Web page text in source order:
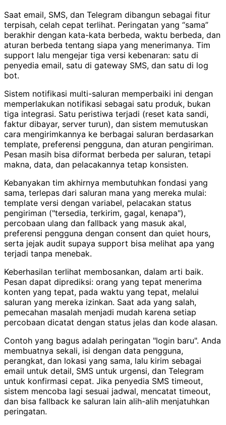
Saat email, SMS, dan Telegram dibangun sebagai fitur
terpisah, celah cepat terlihat. Peringatan yang “sama”
berakhir dengan kata-kata berbeda, waktu berbeda, dan
aturan berbeda tentang siapa yang menerimanya. Tim
support lalu mengejar tiga versi kebenaran: satu di
penyedia email, satu di gateway SMS, dan satu di log
bot.
Sistem notifikasi multi-saluran memperbaiki ini dengan
memperlakukan notifikasi sebagai satu produk, bukan
tiga integrasi. Satu peristiwa terjadi (reset kata sandi,
faktur dibayar, server turun), dan sistem memutuskan
cara mengirimkannya ke berbagai saluran berdasarkan
template, preferensi pengguna, dan aturan pengiriman.
Pesan masih bisa diformat berbeda per saluran, tetapi
makna, data, dan pelacakannya tetap konsisten.
Kebanyakan tim akhirnya membutuhkan fondasi yang
sama, terlepas dari saluran mana yang mereka mulai:
template versi dengan variabel, pelacakan status
pengiriman ("tersedia, terkirim, gagal, kenapa"),
percobaan ulang dan fallback yang masuk akal,
preferensi pengguna dengan consent dan quiet hours,
serta jejak audit supaya support bisa melihat apa yang
terjadi tanpa menebak.
Keberhasilan terlihat membosankan, dalam arti baik.
Pesan dapat diprediksi: orang yang tepat menerima
konten yang tepat, pada waktu yang tepat, melalui
saluran yang mereka izinkan. Saat ada yang salah,
pemecahan masalah menjadi mudah karena setiap
percobaan dicatat dengan status jelas dan kode alasan.
Contoh yang bagus adalah peringatan "login baru". Anda
membuatnya sekali, isi dengan data pengguna,
perangkat, dan lokasi yang sama, lalu kirim sebagai
email untuk detail, SMS untuk urgensi, dan Telegram
untuk konfirmasi cepat. Jika penyedia SMS timeout,
sistem mencoba lagi sesuai jadwal, mencatat timeout,
dan bisa fallback ke saluran lain alih-alih menjatuhkan
peringatan.